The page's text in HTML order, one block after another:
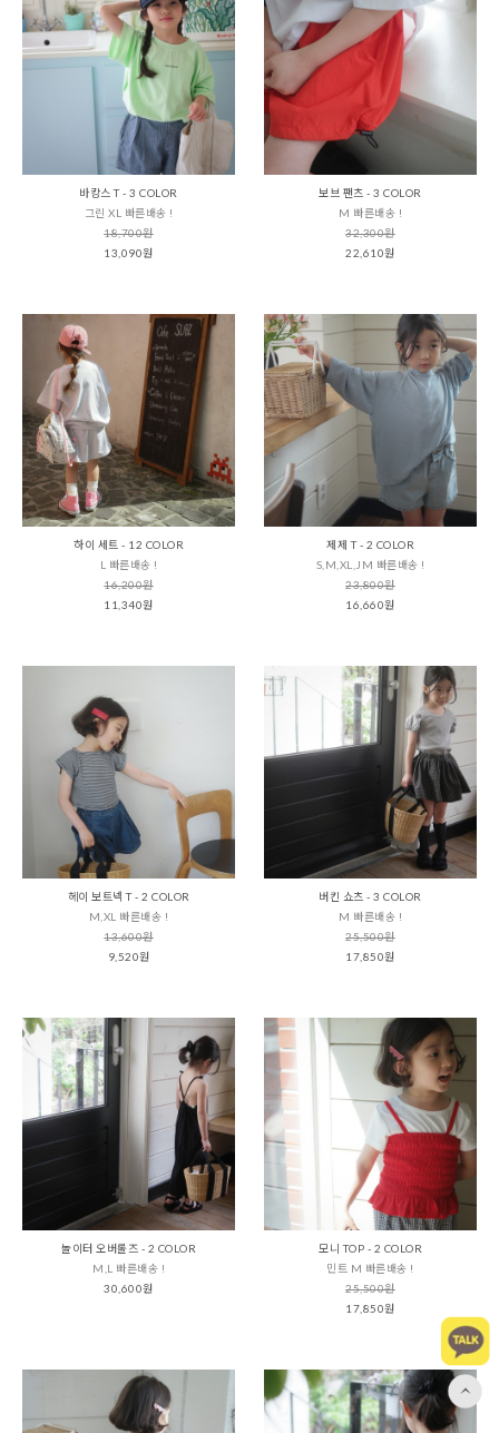
바캉스 T - 3 COLOR
그린 XL 빠른배송 !
18,700원
13,090원
보브 팬츠 - 3 COLOR
M 빠른배송 !
32,300원
22,610원
하이 세트 - 12 COLOR
L 빠른배송 !
16,200원
11,340원
제제 T - 2 COLOR
S,M,XL,JM 빠른배송 !
23,800원
16,660원
헤이 보트넥 T - 2 COLOR
M,XL 빠른배송 !
13,600원
9,520원
버킨 쇼츠 - 3 COLOR
M 빠른배송 !
25,500원
17,850원
놀이터 오버롤즈 - 2 COLOR
M,L 빠른배송 !
30,600원
모니 TOP - 2 COLOR
민트 M 빠른배송 !
25,500원
17,850원